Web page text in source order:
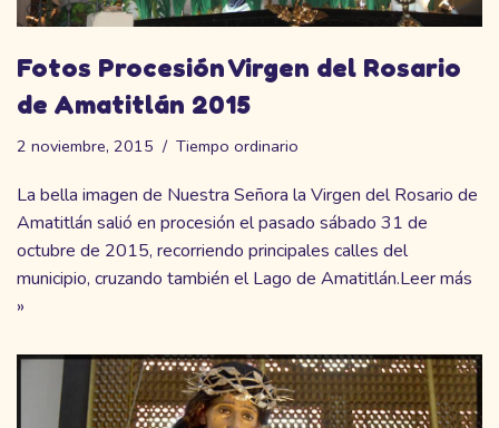
Fotos Procesión Virgen del Rosario
de Amatitlán 2015
2 noviembre, 2015 Tiempo ordinario
La bella imagen de Nuestra Señora la Virgen del Rosario de
Amatitlán salió en procesión el pasado sábado 31 de
octubre de 2015, recorriendo principales calles del
municipio, cruzando también el Lago de Amatitlán.Leer más
»